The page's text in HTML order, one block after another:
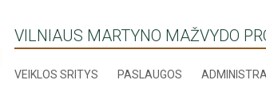
VILNIAUS MARTYNO MAŽVYDO
VEIKLOS SRITYS PASLAUGOS